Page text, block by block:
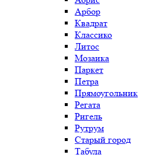
Арбор
Квадрат
Классико
Литос
Мозаика
Паркет
Петра
Прямоугольник
Регата
Ригель
Рутрум
Старый город
Табула